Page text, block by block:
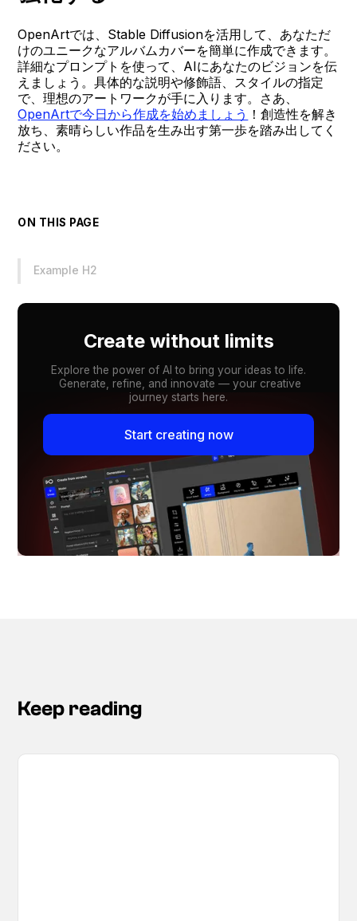
OpenArtでは、Stable Diffusionを活用して、あなただ
けのユニークなアルバムカバーを簡単に作成できます。
詳細なプロンプトを使って、AIにあなたのビジョンを伝
えましょう。具体的な説明や修飾語、スタイルの指定
で、理想のアートワークが手に入ります。さあ、
OpenArtで今日から作成を始めましょう ！創造性を解き
放ち、素晴らしい作品を生み出す第一歩を踏み出してく
ださい。
ON THIS PAGE
Example H2
Create without limits
Explore the power of AI to bring your ideas to life.
Generate, refine, and innovate — your creative
journey starts here.
Start creating now
Keep reading